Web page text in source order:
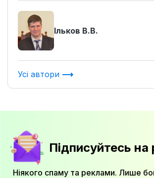
Ільков В.В.
Усі автори
Підписуйтесь на
Ніякого спаму та реклами. Лише